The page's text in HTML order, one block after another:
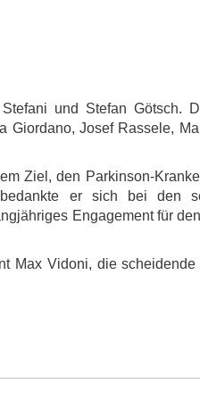
und Stefan Götsch.
Giordano, Josef Rassele,
Ziel, den Parkinson-
er sich bei den
Engagement für
Max Vidoni, die scheidende